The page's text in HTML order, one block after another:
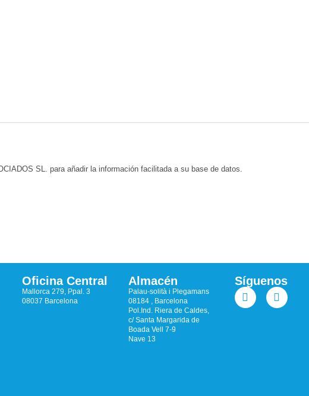
SL. para añadir la información facilitada a su base de datos.
Oficina Central
Mallorca 279, Ppal. 3
08037 Barcelona
Almacén
Palau-solità i Plegamans
08184 , Barcelona
Pol.Ind. Riera de Caldes,
c/ Santa Margarida de
Boada Vell 7-9
Nave 13
Síguenos